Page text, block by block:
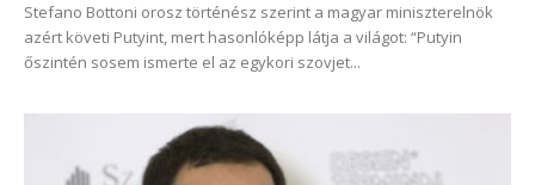
Stefano Bottoni orosz történész szerint a magyar miniszterelnök
azért követi Putyint, mert hasonlóképp látja a világot: “Putyin
őszintén sosem ismerte el az egykori szovjet...